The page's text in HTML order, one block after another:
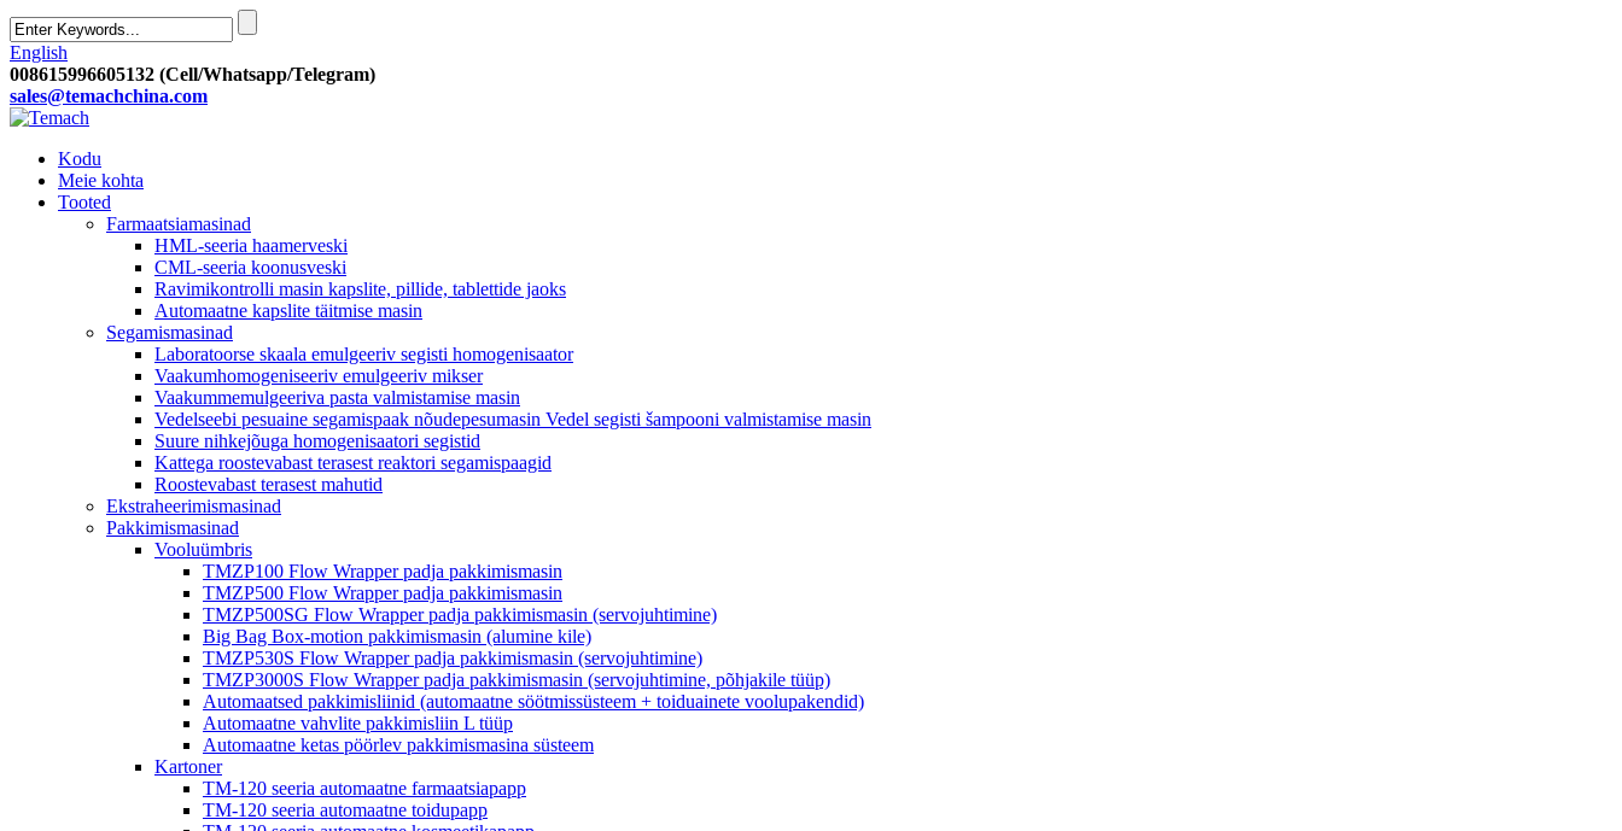
English
008615996605132 (Cell/Whatsapp/Telegram)
sales@temachchina.com
Kodu
Meie kohta
Tooted
Farmaatsiamasinad
HML-seeria haamerveski
CML-seeria koonusveski
Ravimikontrolli masin kapslite, pillide, tablettide jaoks
Automaatne kapslite täitmise masin
Segamismasinad
Laboratoorse skaala emulgeeriv segisti homogenisaator
Vaakumhomogeniseeriv emulgeeriv mikser
Vaakummemulgeeriva pasta valmistamise masin
Vedelseebi pesuaine segamispaak nõudepesumasin Vedel segisti šampooni valmistamise masin
Suure nihkejõuga homogenisaatori segistid
Kattega roostevabast terasest reaktori segamispaagid
Roostevabast terasest mahutid
Ekstraheerimismasinad
Pakkimismasinad
Vooluümbris
TMZP100 Flow Wrapper padja pakkimismasin
TMZP500 Flow Wrapper padja pakkimismasin
TMZP500SG Flow Wrapper padja pakkimismasin (servojuhtimine)
Big Bag Box-motion pakkimismasin (alumine kile)
TMZP530S Flow Wrapper padja pakkimismasin (servojuhtimine)
TMZP3000S Flow Wrapper padja pakkimismasin (servojuhtimine, põhjakile tüüp)
Automaatsed pakkimisliinid (automaatne söötmissüsteem + toiduainete voolupakendid)
Automaatne vahvlite pakkimisliin L tüüp
Automaatne ketas pöörlev pakkimismasina süsteem
Kartoner
TM-120 seeria automaatne farmaatsiapapp
TM-120 seeria automaatne toidupapp